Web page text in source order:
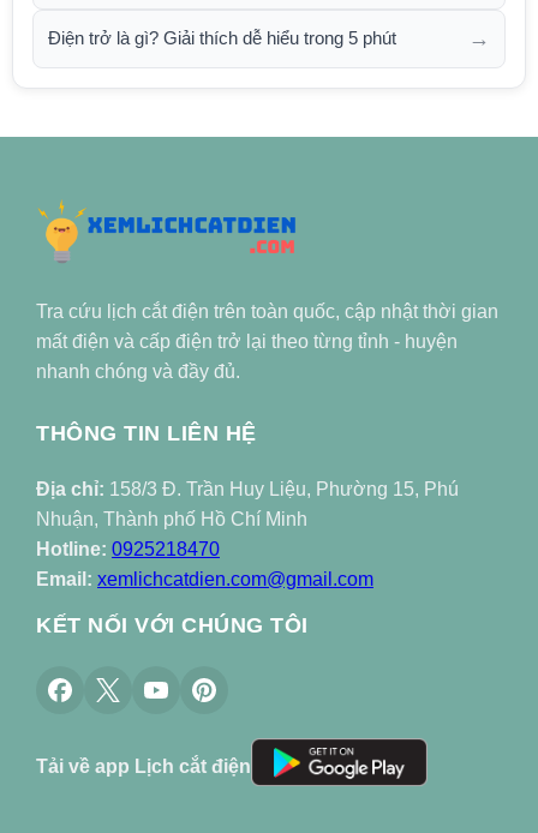
Điện trở là gì? Giải thích dễ hiểu trong 5 phút →
Tra cứu lịch cắt điện trên toàn quốc, cập nhật thời gian
mất điện và cấp điện trở lại theo từng tỉnh - huyện
nhanh chóng và đầy đủ.
THÔNG TIN LIÊN HỆ
Địa chỉ: 158/3 Đ. Trần Huy Liệu, Phường 15, Phú
Nhuận, Thành phố Hồ Chí Minh
Hotline: 0925218470
Email: xemlichcatdien.com@gmail.com
KẾT NỐI VỚI CHÚNG TÔI
Tải về app Lịch cắt điện